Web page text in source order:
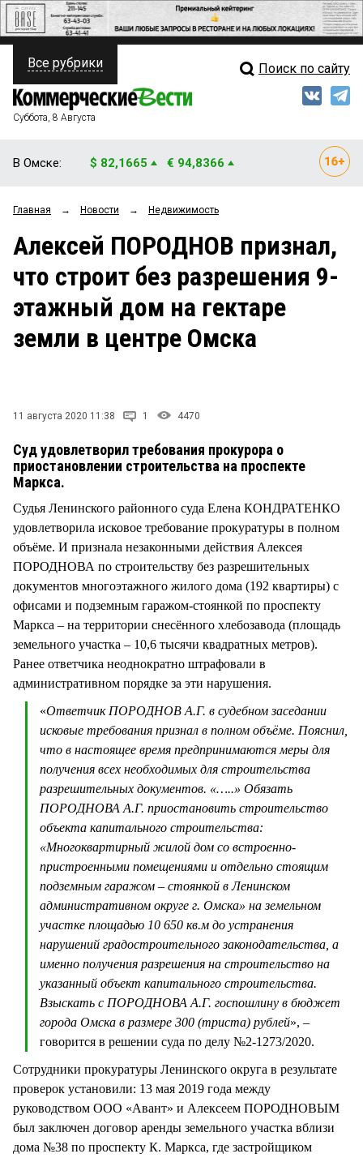
ПОЛИТИКА
ФИНАНСЫ
ОБЩЕСТВО
ЗАКОН
НОВОСТИ КОМПАНИЙ
Свежий выпуск
Мнения
Рейтинги
Блоги
Архив
Все рубрики Поиск по сайту
Суббота, 8 Августа
В Омске: $ 82,1665 € 94,8366
Главная → Новости → Недвижимость
Алексей ПОРОДНОВ признал,
что строит без разрешения 9-
этажный дом на гектаре
земли в центре Омска
11 августа 2020 11:38 1 4470
Суд удовлетворил требования прокурора о
приостановлении строительства на проспекте
Маркса.
Судья Ленинского районного суда Елена КОНДРАТЕНКО
удовлетворила исковое требование прокуратуры в полном
объёме. И признала незаконными действия Алексея
ПОРОДНОВА по строительству без разрешительных
документов многоэтажного жилого дома (192 квартиры) с
офисами и подземным гаражом-стоянкой по проспекту
Маркса – на территории снесённого хлебозавода (площадь
земельного участка – 10,6 тысячи квадратных метров).
Ранее ответчика неоднократно штрафовали в
административном порядке за эти нарушения.
«Ответчик ПОРОДНОВ А.Г. в судебном заседании
исковые требования признал в полном объёме. Пояснил,
что в настоящее время предпринимаются меры для
получения всех необходимых для строительства
разрешительных документов. «…..» Обязать
ПОРОДНОВА А.Г. приостановить строительство
объекта капитального строительства:
«Многоквартирный жилой дом со встроенно-
пристроенными помещениями и отдельно стоящим
подземным гаражом – стоянкой в Ленинском
административном округе г. Омска» на земельном
участке площадью 10 650 кв.м до устранения
нарушений градостроительного законодательства, а
именно получения разрешения на строительство на
указанный объект капитального строительства.
Взыскать с ПОРОДНОВА А.Г. госпошлину в бюджет
города Омска в размере 300 (триста) рублей», –
говорится в решении суда по делу №2-1273/2020.
Сотрудники прокуратуры Ленинского округа в результате
проверок установили: 13 мая 2019 года между
руководством ООО «Авант» и Алексеем ПОРОДНОВЫМ
был заключен договор аренды земельного участка вблизи
дома №38 по проспекту К. Маркса, где застройщиком